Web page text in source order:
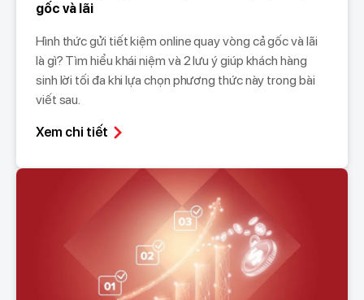
gốc và lãi
Hình thức gửi tiết kiệm online quay vòng cả gốc và lãi
là gì? Tìm hiểu khái niệm và 2 lưu ý giúp khách hàng
sinh lời tối đa khi lựa chọn phương thức này trong bài
viết sau.
Xem chi tiết